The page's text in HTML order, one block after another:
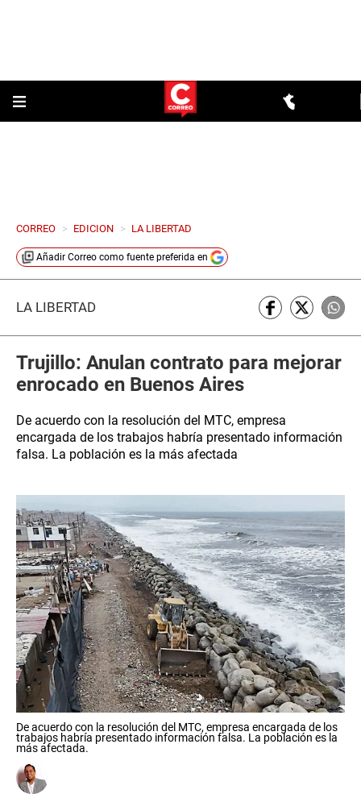
CORREO > EDICION > LA LIBERTAD
Añadir Correo como fuente preferida en
LA LIBERTAD
Trujillo: Anulan contrato para mejorar
enrocado en Buenos Aires
De acuerdo con la resolución del MTC, empresa
encargada de los trabajos habría presentado información
falsa. La población es la más afectada
De acuerdo con la resolución del MTC, empresa encargada de los
trabajos habría presentado información falsa. La población es la
más afectada.